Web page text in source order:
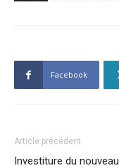
Facebook
Article précédent
Investiture du nouveau